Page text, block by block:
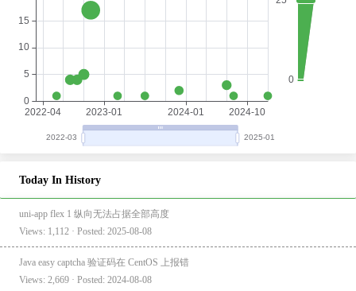
Today In History
uni-app flex 1 纵向无法占据全部高度
Views: 1,112 · Posted: 2025-08-08
Java easy captcha 验证码在 CentOS 上报错
Views: 2,669 · Posted: 2024-08-08